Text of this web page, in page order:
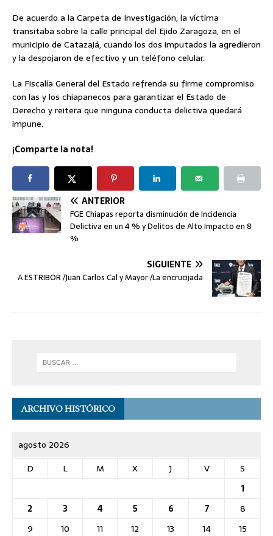
De acuerdo a la Carpeta de Investigación, la víctima
transitaba sobre la calle principal del Ejido Zaragoza, en el
municipio de Catazajá, cuando los dos imputados la agredieron
y la despojaron de efectivo y un teléfono celular.
La Fiscalía General del Estado refrenda su firme compromiso
con las y los chiapanecos para garantizar el Estado de
Derecho y reitera que ninguna conducta delictiva quedará
impune.
¡Comparte la nota!
ANTERIOR
FGE Chiapas reporta disminución de Incidencia
Delictiva en un 4 % y Delitos de Alto Impacto en 8
%
SIGUIENTE
A ESTRIBOR /Juan Carlos Cal y Mayor /La encrucijada
ARCHIVO HISTÓRICO
agosto 2026
D
L M X J V
S
1
2
3 4 5 6 7
8
9
10 11 12 13 14
15